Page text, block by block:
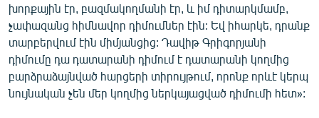
խորքային էր, բազմակողմանի էր, և իմ դիտարկմամբ,
չափազանց հիմնավոր դիմումներ էին: Եվ իհարկե, դրանք
տարբերվում էին միմյանցից: Դավիթ Գրիգորյանի
դիմումը դա դատարանի դիմում է դատարանի կողմից
բարձրաձայնված հարցերի տիրույթում, որոնք որևէ կերպ
նույնական չեն մեր կողմից ներկայացված դիմումի հետ»: